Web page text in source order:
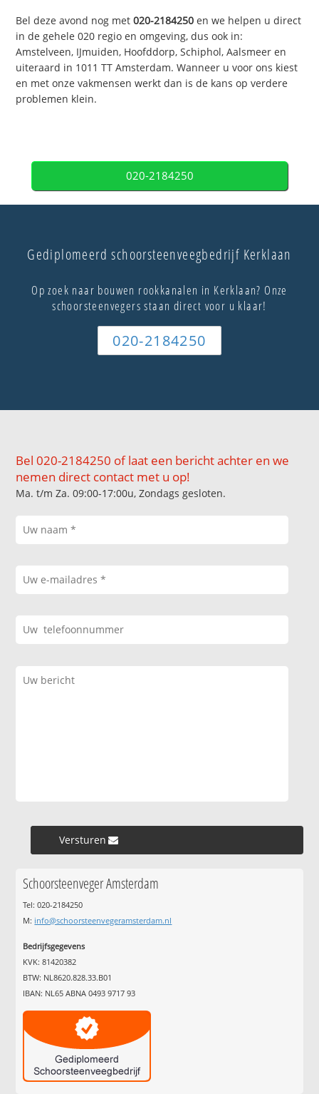
Bel deze avond nog met020-2184250 en we helpen u direct
in de gehele 020 regio en omgeving, dus ook in:
Amstelveen, IJmuiden, Hoofddorp, Schiphol, Aalsmeer en
uiteraard in 1011 TT Amsterdam. Wanneer u voor ons kiest
en met onze vakmensen werkt dan is de kans op verdere
problemen klein.
020-2184250
Gediplomeerd schoorsteenveegbedrijf Kerklaan
Op zoek naar bouwen rookkanalen in Kerklaan? Onze
schoorsteenvegers staan direct voor u klaar!
020-2184250
Bel 020-2184250 of laat een bericht achter en we
nemen direct contact met u op!
Ma. t/m Za. 09:00-17:00u, Zondags gesloten.
Versturen »
Schoorsteenveger Amsterdam
Tel: 020-2184250
M: info@schoorsteenvegeramsterdam.nl
Bedrijfsgegevens
KVK: 81420382
BTW: NL8620.828.33.B01
IBAN: NL65 ABNA 0493 9717 93